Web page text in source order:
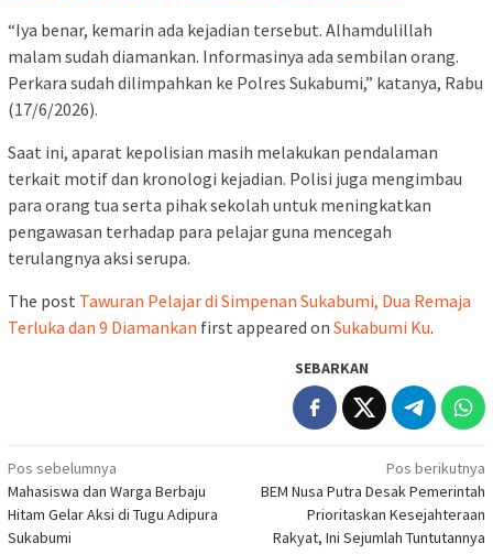
“Iya benar, kemarin ada kejadian tersebut. Alhamdulillah
malam sudah diamankan. Informasinya ada sembilan orang.
Perkara sudah dilimpahkan ke Polres Sukabumi,” katanya, Rabu
(17/6/2026).
Saat ini, aparat kepolisian masih melakukan pendalaman
terkait motif dan kronologi kejadian. Polisi juga mengimbau
para orang tua serta pihak sekolah untuk meningkatkan
pengawasan terhadap para pelajar guna mencegah
terulangnya aksi serupa.
The post Tawuran Pelajar di Simpenan Sukabumi, Dua Remaja
Terluka dan 9 Diamankan first appeared on Sukabumi Ku.
SEBARKAN
Navigasi
pos
Pos sebelumnya
Mahasiswa dan Warga Berbaju
Hitam Gelar Aksi di Tugu Adipura
Sukabumi
Pos berikutnya
BEM Nusa Putra Desak Pemerintah
Prioritaskan Kesejahteraan
Rakyat, Ini Sejumlah Tuntutannya